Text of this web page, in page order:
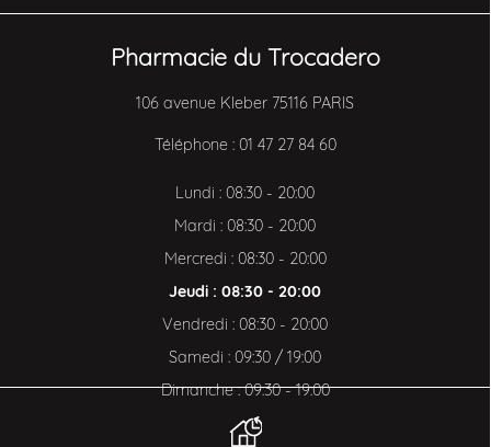
Pharmacie du Trocadero
106 avenue Kleber 75116 PARIS
Téléphone : 01 47 27 84 60
Lundi : 08:30 - 20:00
Mardi : 08:30 - 20:00
Mercredi : 08:30 - 20:00
Jeudi : 08:30 - 20:00
Vendredi : 08:30 - 20:00
Samedi : 09:30 / 19:00
Dimanche : 09:30 - 19:00